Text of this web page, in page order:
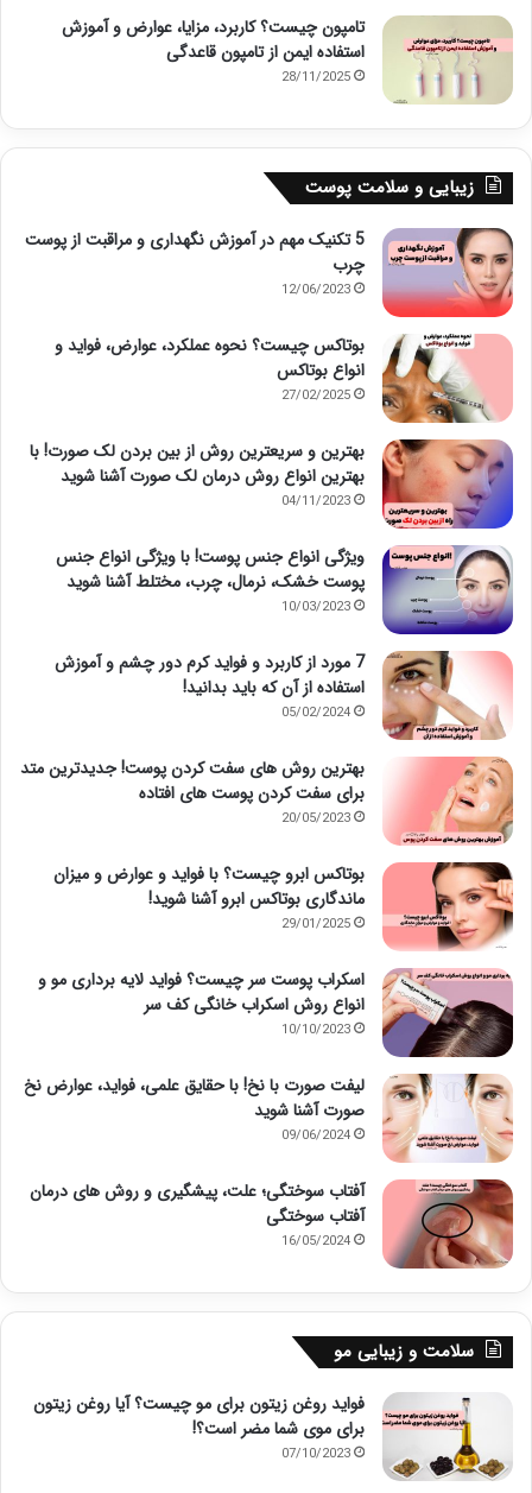
تامپون چیست؟ کاربرد، مزایا، عوارض و آموزش
استفاده ایمن از تامپون قاعدگی
28/11/2025
زیبایی و سلامت پوست
5 تکنیک مهم در آموزش نگهداری و مراقبت از پوست
چرب
12/06/2023
بوتاکس چیست؟ نحوه عملکرد، عوارض، فواید و
انواع بوتاکس
27/02/2025
بهترین و سریعترین روش از بین بردن لک صورت! با
بهترین انواع روش درمان لک صورت آشنا شوید
04/11/2023
ویژگی انواع جنس پوست! با ویژگی انواع جنس
پوست خشک، نرمال، چرب، مختلط آشنا شوید
10/03/2023
7 مورد از کاربرد و فواید کرم دور چشم و آموزش
استفاده از آن که باید بدانید!
05/02/2024
بهترین روش های سفت کردن پوست! جدیدترین متد
برای سفت کردن پوست های افتاده
20/05/2023
بوتاکس ابرو چیست؟ با فواید و عوارض و میزان
ماندگاری بوتاکس ابرو آشنا شوید!
29/01/2025
اسکراب پوست سر چیست؟ فواید لایه برداری مو و
انواع روش اسکراب خانگی کف سر
10/10/2023
لیفت صورت با نخ! با حقایق علمی، فواید، عوارض نخ
صورت آشنا شوید
09/06/2024
آفتاب سوختگی؛ علت، پیشگیری و روش های درمان
آفتاب سوختگی
16/05/2024
سلامت و زیبایی مو
فواید روغن زیتون برای مو چیست؟ آیا روغن زیتون
برای موی شما مضر است؟!
07/10/2023